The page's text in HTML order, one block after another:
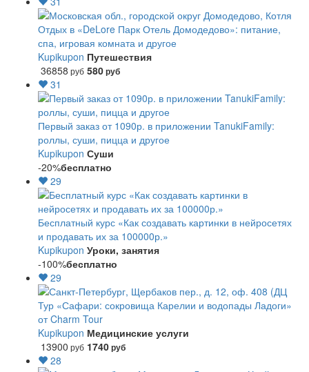
Отдых в «DeLore Парк Отель Домодедово»: питание,
спа, игровая комната и другое
Kupikupon Путешествия
36858 руб 580руб
31
Первый заказ от 1090р. в приложении TanukiFamily:
роллы, суши, пицца и другое
Kupikupon Суши
-20%бесплатно
29
Бесплатный курс «Как создавать картинки в нейросетях
и продавать их за 100000р.»
Kupikupon Уроки, занятия
-100%бесплатно
29
Тур «Сафари: сокровища Карелии и водопады Ладоги»
от Charm Tour
Kupikupon Медицинские услуги
13900 руб 1740руб
28